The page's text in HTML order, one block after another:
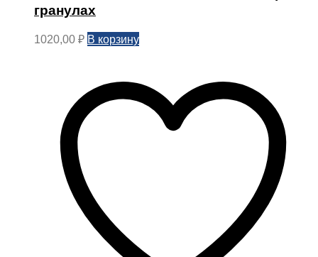
гранулах
1020,00 ₽ В корзину